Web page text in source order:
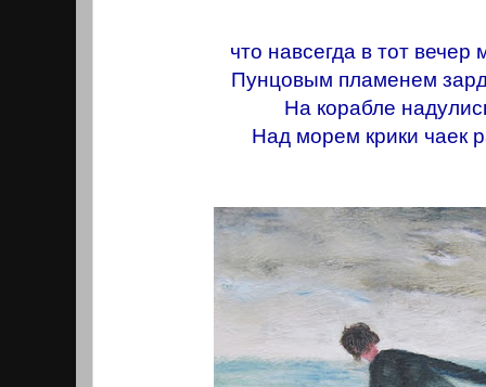
что навсегда в тот
Пунцовым пламенем
На корабле
Над морем крики чаек